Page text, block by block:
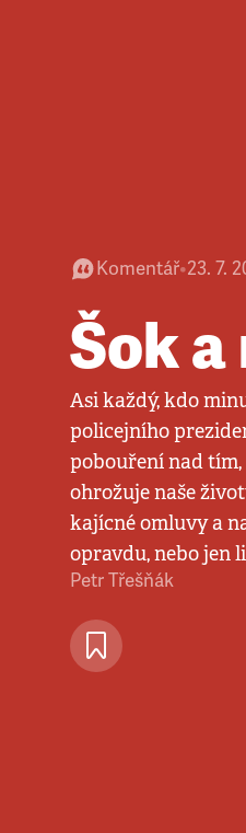
Komentář•23. 7.
Šok a
Asi každý, kdo
policejního
pobouření nad
ohrožuje naše
kajícné omluvy a
opravdu, nebo jen
Petr Třešňák